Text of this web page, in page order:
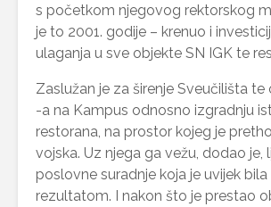
s početkom njegovog rektorskog
je to 2001. godije – krenuo i
ulaganja u sve objekte SN IGK te
Zaslužan je za širenje Sveučilišta te
-a na Kampus odnosno izgradnju
restorana, na prostor kojeg je
vojska. Uz njega ga vežu, dodao je,
poslovne suradnje koja je uvijek bila
rezultatom. I nakon što je prestao